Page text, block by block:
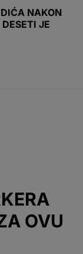
NAKON
JE
OVU